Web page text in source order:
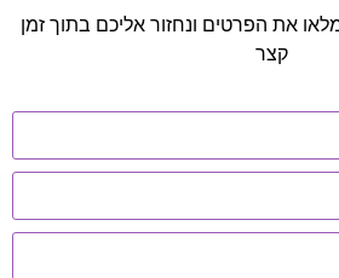
את הפרטים ונחזור אליכם בתוך זמן
קצר